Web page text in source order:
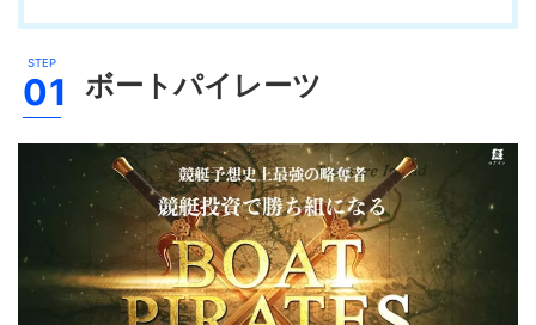
ボートパイレーツ